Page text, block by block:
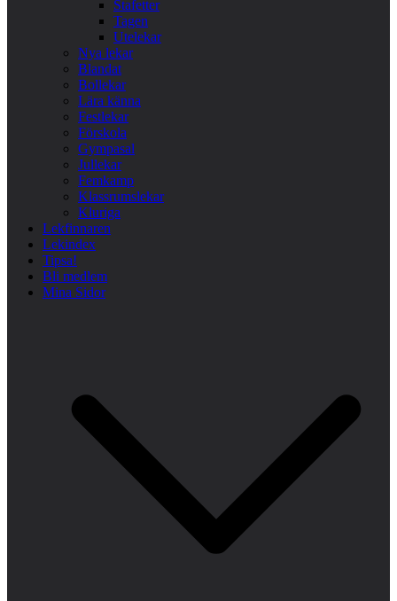
Stafetter
Tagen
Utelekar
Nya lekar
Blandat
Bollekar
Lära känna
Festlekar
Förskola
Gympasal
Jullekar
Femkamp
Klassrumslekar
Kluriga
Lekfinnaren
Lekindex
Tipsa!
Bli medlem
Mina Sidor